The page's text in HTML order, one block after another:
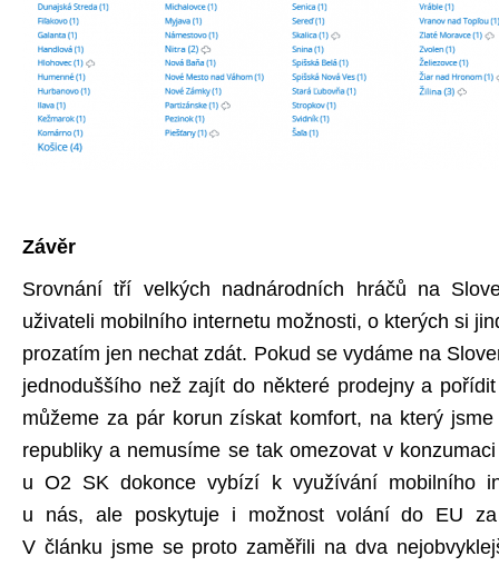
Závěr
Srovnání tří velkých nadnárodních hráčů na
uživateli mobilního internetu možnosti, o kterých si
prozatím jen nechat zdát. Pokud se vydáme na
jednoduššího než zajít do některé prodejny a
můžeme za pár korun získat komfort, na který
republiky a nemusíme se tak omezovat v
u O2 SK dokonce vybízí k využívání mobilního
u nás, ale poskytuje i možnost volání do EU
V článku jsme se proto zaměřili na dva